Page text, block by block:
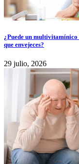
¿Puede un
que envejeces?
29 julio, 2026